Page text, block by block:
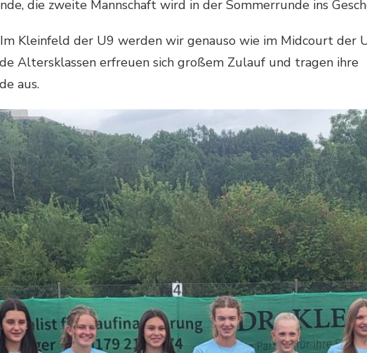
die zweite Mannschaft wird in der Sommerrunde ins
Kleinfeld der U9 werden wir genauso wie im Midcourt der
Altersklassen erfreuen sich großem Zulauf und tragen ihre
aus.